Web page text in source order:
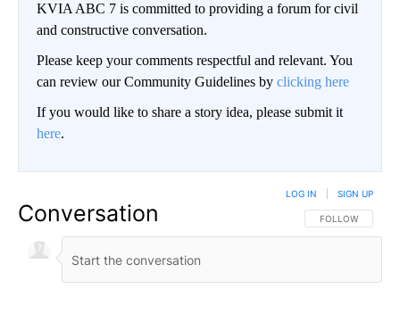
KVIA ABC 7 is committed to providing a forum for civil
and constructive conversation.
Please keep your comments respectful and relevant. You
can review our Community Guidelines by clicking here
If you would like to share a story idea, please submit it
here.
Conversation FOLLOW THIS
FOLLOW
LOG IN SIGN UP